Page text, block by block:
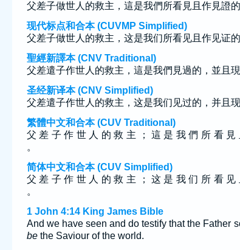
父差子做世人的救主，這是我們所看見且作見證的
现代标点和合本 (CUVMP Simplified)
父差子做世人的救主，这是我们所看见且作见证的
聖經新譯本 (CNV Traditional)
父差遣子作世人的救主，這是我們見過的，並且現
圣经新译本 (CNV Simplified)
父差遣子作世人的救主，这是我们见过的，并且现
繁體中文和合本 (CUV Traditional)
父 差 子 作 世 人 的 救 主 ； 這 是 我 們 所 看 見
。
简体中文和合本 (CUV Simplified)
父 差 子 作 世 人 的 救 主 ； 这 是 我 们 所 看 见
。
1 John 4:14 King James Bible
And we have seen and do testify that the Father
bethe Saviour of the world.